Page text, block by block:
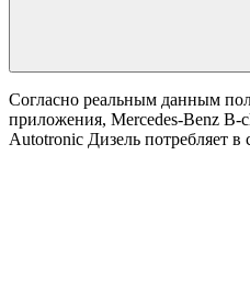
Согласно реальным данным
приложения, Mercedes-Benz B-
Autotronic Дизель потребляет в